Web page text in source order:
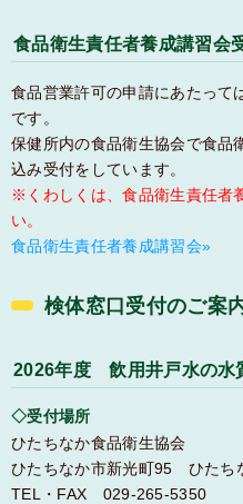
食品衛生責任者養成講習会
食品営業許可の申請にあたって
です。
保健所内の食品衛生協会で食品
込み受付をしています。
※くわしくは、食品衛生責任者
い。
食品衛生責任者養成講習会»
検体窓口受付のご案
2026年度 飲用井戸水の水
◇受付場所
ひたちなか食品衛生協会
ひたちなか市新光町95 ひたち
TEL・FAX 029-265-5350